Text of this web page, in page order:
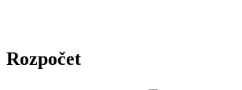
Rozpočet